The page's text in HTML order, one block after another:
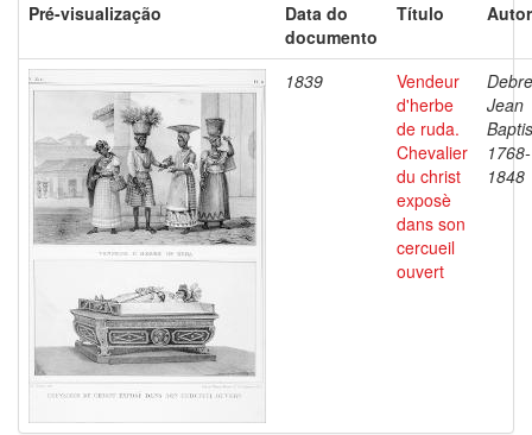
Pré-visualização
Data do
documento
Título
1839
Vendeur
d'herbe
de ruda.
Chevalier
du christ
exposè
dans son
cercueil
ouvert
Jean
1768-
1848